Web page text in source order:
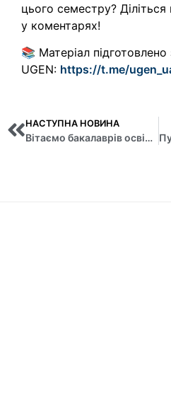
цього семестру?
у коментарях!
📚 Матеріал
UGEN: https://t.me/
НАСТУПНА НОВИНА
Вітаємо бакалаврів освітньої програми «Економічна кібернетика» з успішним захистом кваліфікаційних робіт!